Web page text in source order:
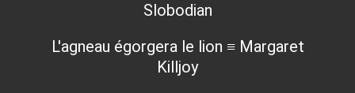
Slobodian
L'agneau égorgera le lion ≡ Margaret
Killjoy